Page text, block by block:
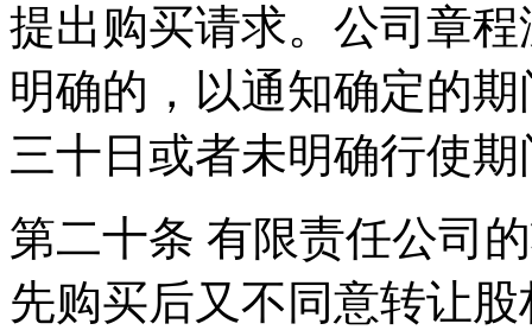
提出购买请求。公司章
明确的，以通知确定的
三十日或者未明确行使
第二十条 有限责任公司
先购买后又不同意转让